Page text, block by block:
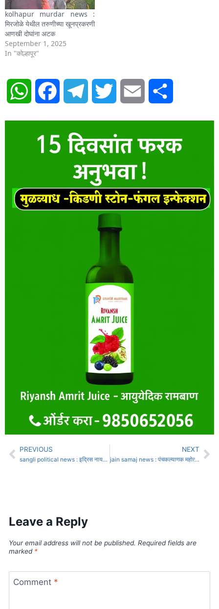
kolhapur murdar news :
मिरजोळे येथील तरुणीच्या खूनप्रकरणी
आणखी दोघांना अटक
September 1, 2025
In "कोल्हापूर"
WhatsAppFacebook Telegram Twitter Email
PREVIOUS
sangli political news : इद्रिस नायकवडी, सुहास बाबर यांना मिळणार मंत्रीपदाचा दर्जा
NEXT
jain samaj news : पंचकल्याणक महोत्सवात चोरी करणारी महिलांची टोळी जेरबंद
Leave a Reply
Your email address will not be published. Required fields are
marked *
Comment *